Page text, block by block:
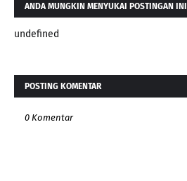
ANDA MUNGKIN MENYUKAI POSTINGAN INI
undefined
POSTING KOMENTAR
0 Komentar